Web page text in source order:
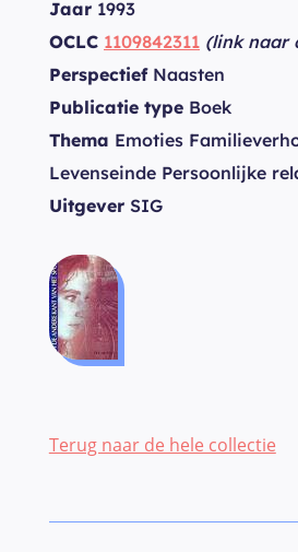
Jaar 1993
OCLC 1109842311 (link naar
PerspectiefNaasten
Publicatie type Boek
Thema Emoties
Levenseinde Persoonlijke
Uitgever SIG
Terug naar de hele collectie